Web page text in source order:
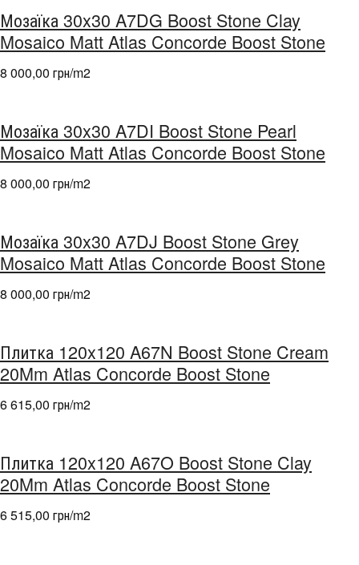
Мозаїка 30x30 A7DG Boost Stone Clay
Mosaico Matt Atlas Concorde Boost Stone
8 000,00 грн/m2
Мозаїка 30x30 A7DI Boost Stone Pearl
Mosaico Matt Atlas Concorde Boost Stone
8 000,00 грн/m2
Мозаїка 30x30 A7DJ Boost Stone Grey
Mosaico Matt Atlas Concorde Boost Stone
8 000,00 грн/m2
Плитка 120x120 A67N Boost Stone Cream
20Mm Atlas Concorde Boost Stone
6 615,00 грн/m2
Плитка 120x120 A67O Boost Stone Clay
20Mm Atlas Concorde Boost Stone
6 515,00 грн/m2